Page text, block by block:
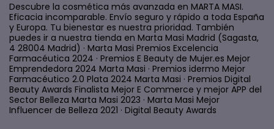
Descubre la cosmética más avanzada en MARTA MASI.
Eficacia incomparable. Envío seguro y rápido a toda España
y Europa. Tu bienestar es nuestra prioridad. También
puedes ir a nuestra tienda en Marta Masi Madrid (Sagasta,
4 28004 Madrid) · Marta Masi Premios Excelencia
Farmacéutica 2024 · Premios E Beauty de Mujer.es Mejor
Emprendedora 2024 Marta Masi · Premios idermo Mejor
Farmacéutico 2.0 Plata 2024 Marta Masi · Premios Digital
Beauty Awards Finalista Mejor E Commerce y mejor APP del
Sector Belleza Marta Masi 2023 · Marta Masi Mejor
Influencer de Belleza 2021 · Digital Beauty Awards